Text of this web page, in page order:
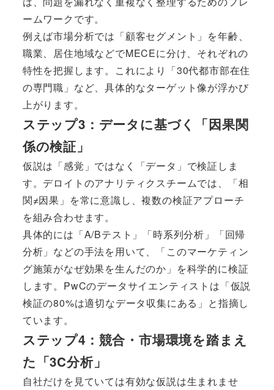
ームワークです。
例えば市場分析では「顧客セグメント」を年齢、
職業、居住地域などでMECEに分け、それぞれの
特性を把握します。これにより「30代都市部在住
の専門職」など、具体的なターゲット像が浮かび
上がります。
ステップ3：データに基づく「因果関
係の検証」
仮説は「感覚」ではなく「データ」で検証しま
す。デロイトのアナリティクスチームでは、「相
関≠因果」を常に意識し、複数の検証アプローチ
を組み合わせます。
具体的には「A/Bテスト」「時系列分析」「回帰
分析」などの手法を用いて、「このマーケティン
グ施策がなぜ効果を生んだのか」を科学的に検証
します。PwCのデータサイエンティストは「仮説
検証の80%は適切なデータ収集にある」と指摘し
ています。
ステップ4：競合・市場環境を踏まえ
た「3C分析」
自社だけを見ていては有効な仮説は生まれませ